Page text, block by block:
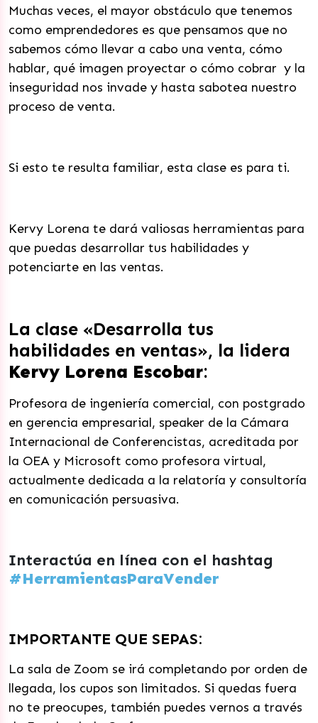
Muchas veces, el mayor obstáculo que tenemos
como emprendedores es que pensamos que no
sabemos cómo llevar a cabo una venta, cómo
hablar, qué imagen proyectar o cómo cobrar y la
inseguridad nos invade y hasta sabotea nuestro
proceso de venta.
Si esto te resulta familiar, esta clase es para ti.
Kervy Lorena te dará valiosas herramientas para
que puedas desarrollar tus habilidades y
potenciarte en las ventas.
La clase «Desarrolla tus
habilidades en ventas», la lidera
Kervy Lorena Escobar:
Profesora de ingeniería comercial, con postgrado
en gerencia empresarial, speaker de la Cámara
Internacional de Conferencistas, acreditada por
la OEA y Microsoft como profesora virtual,
actualmente dedicada a la relatoría y consultoría
en comunicación persuasiva.
Interactúa en línea con el hashtag
#HerramientasParaVender
IMPORTANTE QUE SEPAS:
La sala de Zoom se irá completando por orden de
llegada, los cupos son limitados. Si quedas fuera
no te preocupes, también puedes vernos a través